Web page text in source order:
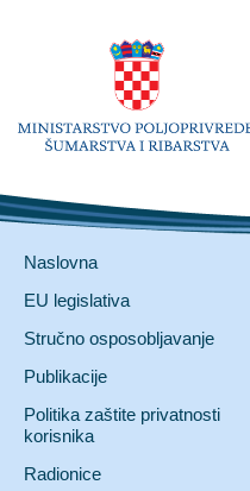
Naslovna
EU legislativa
Stručno osposobljavanje
Publikacije
Politika zaštite privatnosti
korisnika
Radionice